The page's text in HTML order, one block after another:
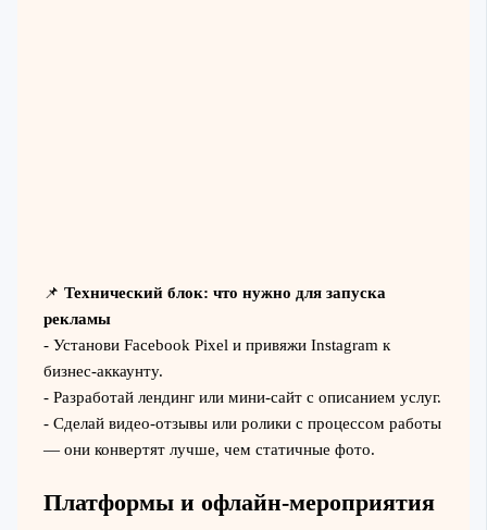
📌 Технический блок: что нужно для запуска
рекламы
- Установи Facebook Pixel и привяжи Instagram к
бизнес-аккаунту.
- Разработай лендинг или мини-сайт с описанием услуг.
- Сделай видео-отзывы или ролики с процессом работы
— они конвертят лучше, чем статичные фото.
Платформы и офлайн-мероприятия